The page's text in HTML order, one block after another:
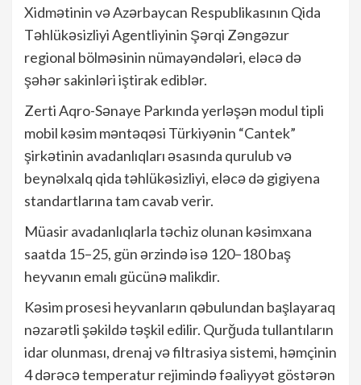
Xidmətinin və Azərbaycan Respublikasının Qida
Təhlükəsizliyi Agentliyinin Şərqi Zəngəzur
regional bölməsinin nümayəndələri, eləcə də
şəhər sakinləri iştirak ediblər.
Zerti Aqro-Sənaye Parkında yerləşən modul tipli
mobil kəsim məntəqəsi Türkiyənin “Cantek”
şirkətinin avadanlıqları əsasında qurulub və
beynəlxalq qida təhlükəsizliyi, eləcə də gigiyena
standartlarına tam cavab verir.
Müasir avadanlıqlarla təchiz olunan kəsimxana
saatda 15–25, gün ərzində isə 120–180 baş
heyvanın emalı gücünə malikdir.
Kəsim prosesi heyvanların qəbulundan başlayaraq
nəzarətli şəkildə təşkil edilir. Qurğuda tullantıların
idar olunması, drenaj və filtrasiya sistemi, həmçinin
4 dərəcə temperatur rejimində fəaliyyət göstərən